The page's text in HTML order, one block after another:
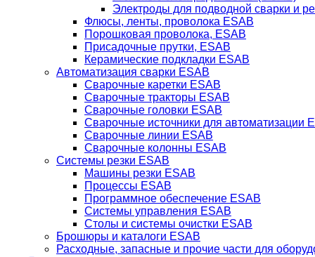
Электроды для подводной сварки и
Флюсы, ленты, проволока ESAB
Порошковая проволока, ESAB
Присадочные прутки, ESAB
Керамические подкладки ESAB
Автоматизация сварки ESAB
Сварочные каретки ESAB
Сварочные тракторы ESAB
Сварочные головки ESAB
Сварочные источники для автоматизации
Сварочные линии ESAB
Сварочные колонны ESAB
Системы резки ESAB
Машины резки ESAB
Процессы ESAB
Программное обеспечение ESAB
Системы управления ESAB
Столы и системы очистки ESAB
Брошюры и каталоги ESAB
Расходные, запасные и прочие части для